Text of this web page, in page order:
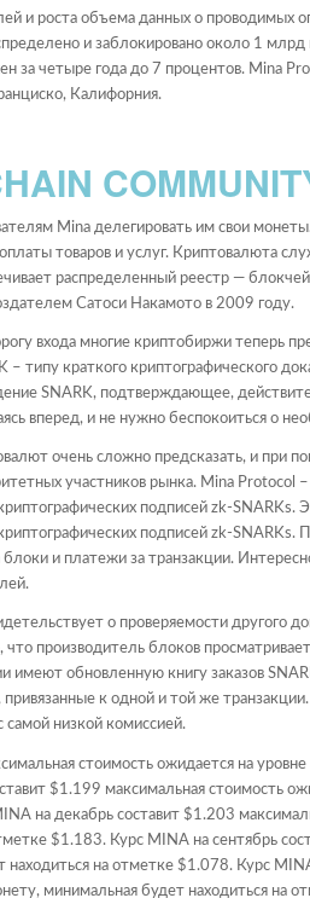
и роста объема данных о проводимых
и заблокировано около 1
за четыре года до 7 процентов. Mina
Калифорния.
Mina делегировать им свои
товаров и услуг. Криптовалюта
распределенный реестр —
Сатоси Накамото в 2009 году.
входа многие криптобиржи теперь
типу краткого криптографического
SNARK, подтверждающее,
вперед, и не нужно беспокоиться о
очень сложно предсказать, и при
участников рынка. Mina Protocol
подписей zk-
подписей zk-
и платежи за транзакции.
о проверяемости другого
производитель блоков
имеют обновленную книгу заказов
к одной и той же
самой низкой комиссией.
стоимость ожидается на
$1.199 максимальная стоимость
на декабрь составит $1.203
$1.183. Курс MINA на сентябрь
на отметке $1.078. Курс
минимальная будет находиться на